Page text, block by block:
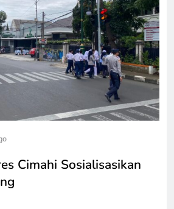
Cimahi Sosialisasikan